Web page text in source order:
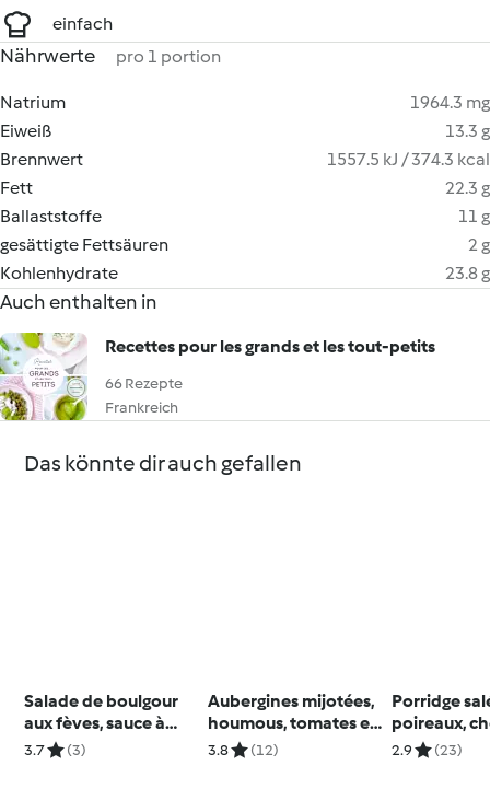
einfach
Nährwerte pro 1 portion
Natrium
1964.3 mg
Eiweiß
13.3 g
Brennwert
1557.5 kJ / 374.3 kcal
Fett
22.3 g
Ballaststoffe
11 g
gesättigte Fettsäuren
2 g
Kohlenhydrate
23.8 g
Auch enthalten in
Recettes pour les grands et les tout-petits
66 Rezepte
Frankreich
Das könnte dir auch gefallen
Salade de boulgour
aux fèves, sauce à
l’artichaut et au tahini
3.7 (3)
Aubergines mijotées,
houmous, tomates et
œufs mollets
3.8 (12)
Porridge
poireaux,
poêlés et
2.9 (23)